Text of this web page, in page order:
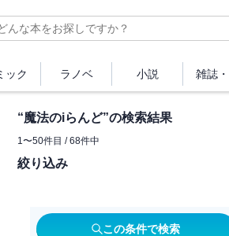
ック ラノベ 小説 雑誌・
“魔法のiらんど”の検索結果
1〜50件目 / 68件中
絞り込み
この条件で検索